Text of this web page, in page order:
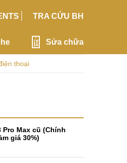
TRA CỨU BH
Sửa chữa
thoại
Pro Max cũ (Chính
giá 30%)